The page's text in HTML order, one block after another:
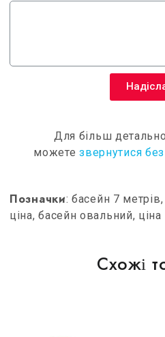
Для більш
можетезвернутися
Позначки: басейн 7
ціна, басейн овальний,
Схожі